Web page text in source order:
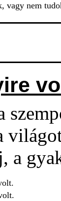
vagy nem
a